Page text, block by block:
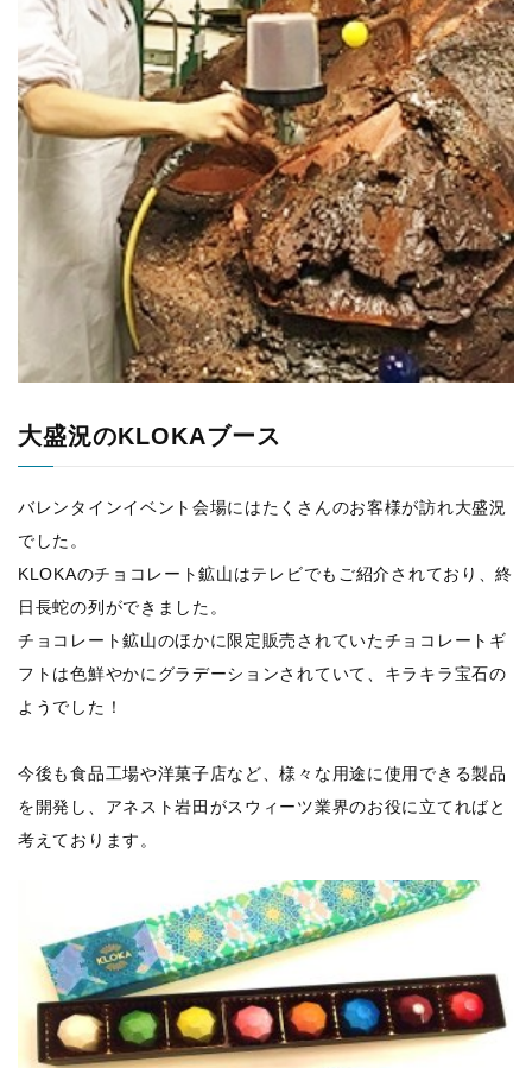
大盛況のKLOKAブース
バレンタインイベント会場にはたくさんのお客様が訪れ大盛況
でした。
KLOKAのチョコレート鉱山はテレビでもご紹介されており、終
日長蛇の列ができました。
チョコレート鉱山のほかに限定販売されていたチョコレートギ
フトは色鮮やかにグラデーションされていて、キラキラ宝石の
ようでした！
今後も食品工場や洋菓子店など、様々な用途に使用できる製品
を開発し、アネスト岩田がスウィーツ業界のお役に立てればと
考えております。